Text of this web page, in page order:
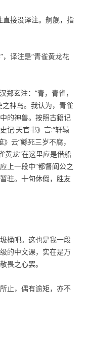
直接没译注。舸舰，指
，译注是“青雀黄龙花
郑玄注：“青，青雀，
神鸟。我认为，青雀
的神兽。按照古籍记
记·天官书》言:“轩辕
云“鲧死三岁不腐，
黄龙”在这里应是借船
上一段中“都督阎公之
驻。十旬休假，胜友
桶吧。这也是我一段
的中文课，实在是万
畏之心罢。
止，偶有逾矩，亦不